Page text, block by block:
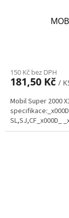
150 Kč bez DPH
181,50 Kč /
Mobil Super 2000
SL,SJ,CF_x000D_